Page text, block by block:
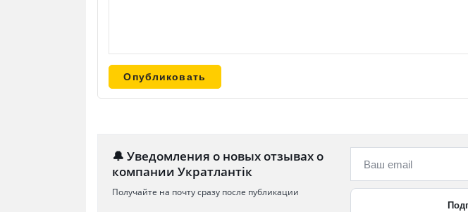
🔔 Уведомления о новых отзывах о
компании Укратлантік
Получайте на почту сразу после публикации